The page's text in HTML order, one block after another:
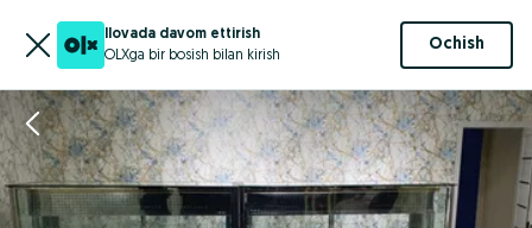
Ilovada davom ettirish
OLXga bir bosish bilan kirish
Ochish